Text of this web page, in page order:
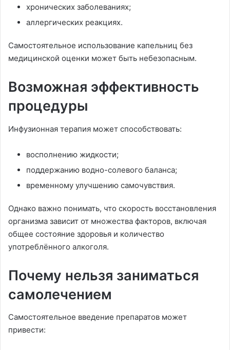
хронических заболеваниях;
аллергических реакциях.
Самостоятельное использование капельниц без
медицинской оценки может быть небезопасным.
Возможная эффективность
процедуры
Инфузионная терапия может способствовать:
восполнению жидкости;
поддержанию водно-солевого баланса;
временному улучшению самочувствия.
Однако важно понимать, что скорость восстановления
организма зависит от множества факторов, включая
общее состояние здоровья и количество
употреблённого алкоголя.
Почему нельзя заниматься
самолечением
Самостоятельное введение препаратов может
привести: